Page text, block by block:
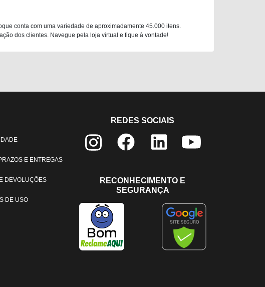
conta com uma variedade de aproximadamente 45.000 itens.
dos clientes. Navegue pela loja virtual e fique à vontade!
E ENTREGAS
DEVOLUÇÕES
DE USO
REDES SOCIAIS
RECONHECIMENTO E
SEGURANÇA